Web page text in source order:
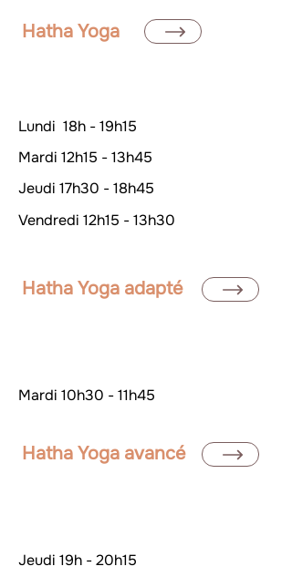
Hatha Yoga
Lundi 18h - 19h15
Mardi 12h15 - 13h45
Jeudi 17h30 - 18h45
Vendredi 12h15 - 13h30
Hatha Yoga adapté
Mardi 10h30 - 11h45
Hatha Yoga avancé
Jeudi 19h - 20h15